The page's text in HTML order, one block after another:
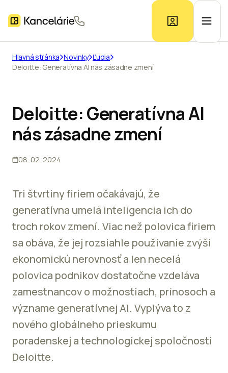
Ponuka kancelárií
Prieskum trhu
Kontakt
Hlavná stránka Novinky Ľudia
Deloitte: Generatívna AI nás zásadne zmení
Deloitte: Generatívna AI
nás zásadne zmení
08. 02. 2024
Tri štvrtiny firiem očakávajú, že
generatívna umelá inteligencia ich do
troch rokov zmení. Viac než polovica firiem
sa obáva, že jej rozsiahle používanie zvýši
ekonomickú nerovnosť a len necelá
polovica podnikov dostatočne vzdeláva
zamestnancov o možnostiach, prínosoch a
význame generatívnej AI. Vyplýva to z
nového globálneho prieskumu
poradenskej a technologickej spoločnosti
Deloitte.